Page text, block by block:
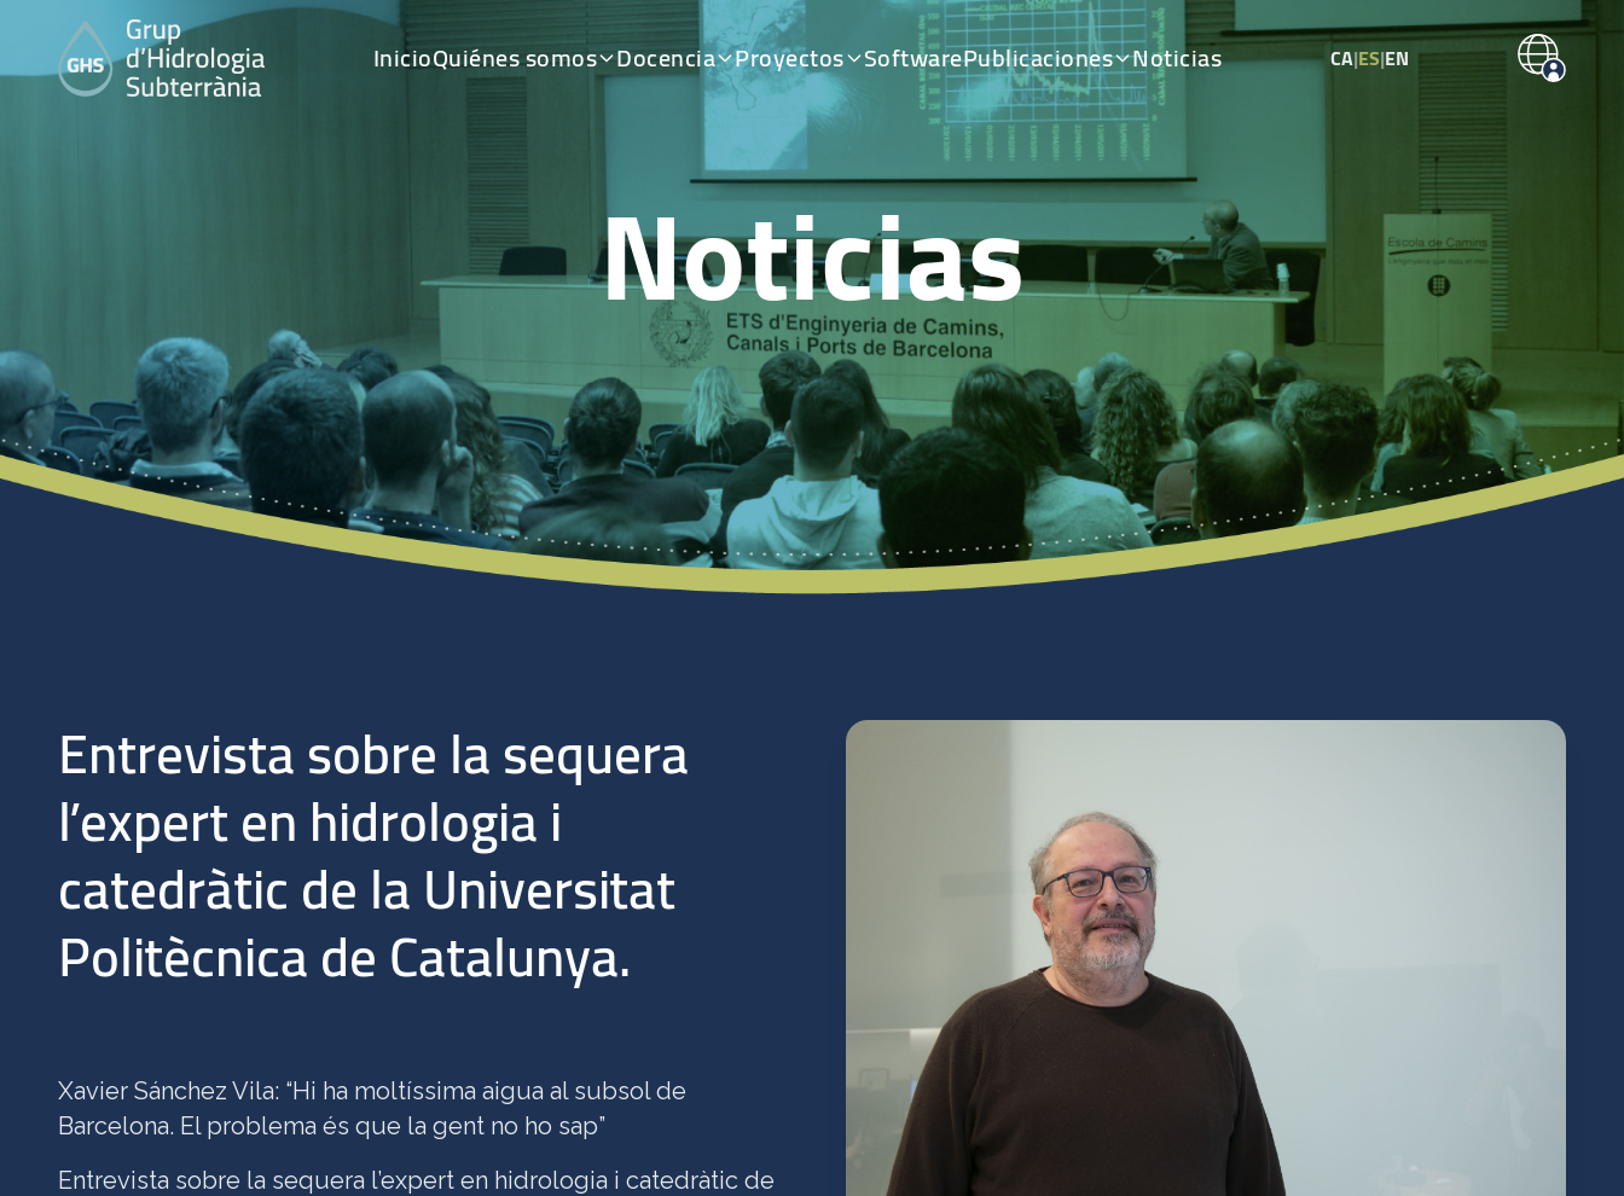
InicioQuiénes somos Docencia Proyectos SoftwarePublicaciones Noticias CA|ES|EN
Noticias
Entrevista sobre la sequera
l’expert en hidrologia i
catedràtic de la Universitat
Politècnica de Catalunya.
Xavier Sánchez Vila: “Hi ha moltíssima aigua al subsol de
Barcelona. El problema és que la gent no ho sap”
Entrevista sobre la sequera l’expert en hidrologia i catedràtic de